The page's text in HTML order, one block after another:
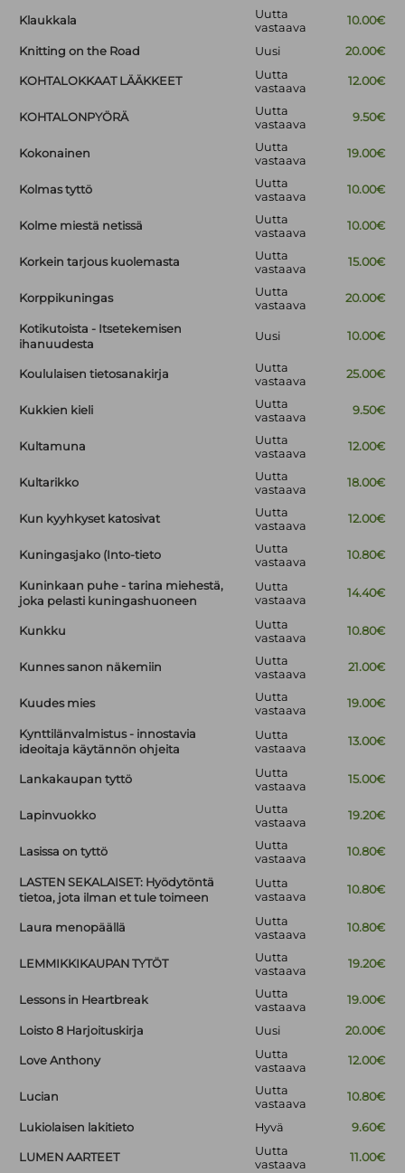
Klaukkala
Uutta
vastaava
10.00€
Knitting on the Road Uusi 20.00€
KOHTALOKKAAT LÄÄKKEET
Uutta
vastaava
12.00€
KOHTALONPYÖRÄ
Uutta
vastaava
9.50€
Kokonainen
Uutta
vastaava
19.00€
Kolmas tyttö
Uutta
vastaava
10.00€
Kolme miestä netissä
Uutta
vastaava
10.00€
Korkein tarjous kuolemasta
Uutta
vastaava
15.00€
Korppikuningas
Uutta
vastaava
20.00€
Kotikutoista - Itsetekemisen
ihanuudesta
Uusi 10.00€
Koululaisen tietosanakirja
Uutta
vastaava
25.00€
Kukkien kieli
Uutta
vastaava
9.50€
Kultamuna
Uutta
vastaava
12.00€
Kultarikko
Uutta
vastaava
18.00€
Kun kyyhkyset katosivat
Uutta
vastaava
12.00€
Kuningasjako (Into-tieto
Uutta
vastaava
10.80€
Kuninkaan puhe - tarina miehestä,
joka pelasti kuningashuoneen
Uutta
vastaava
14.40€
Kunkku
Uutta
vastaava
10.80€
Kunnes sanon näkemiin
Uutta
vastaava
21.00€
Kuudes mies
Uutta
vastaava
19.00€
Kynttilänvalmistus - innostavia
ideoitaja käytännön ohjeita
Uutta
vastaava
13.00€
Lankakaupan tyttö
Uutta
vastaava
15.00€
Lapinvuokko
Uutta
vastaava
19.20€
Lasissa on tyttö
Uutta
vastaava
10.80€
LASTEN SEKALAISET: Hyödytöntä
tietoa, jota ilman et tule toimeen
Uutta
vastaava
10.80€
Laura menopäällä
Uutta
vastaava
10.80€
LEMMIKKIKAUPAN TYTÖT
Uutta
vastaava
19.20€
Lessons in Heartbreak
Uutta
vastaava
19.00€
Loisto 8 Harjoituskirja Uusi 20.00€
Love Anthony
Uutta
vastaava
12.00€
Lucian
Uutta
vastaava
10.80€
Lukiolaisen lakitieto Hyvä 9.60€
LUMEN AARTEET
Uutta
vastaava
11.00€